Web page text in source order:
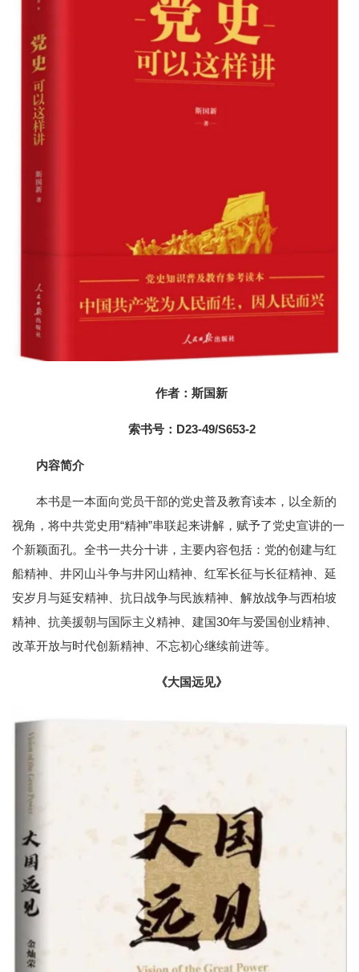
作者：斯国新
索书号：D23-49/S653-2
内容简介
本书是一本面向党员干部的党史普及教育读本，以全新的
视角，将中共党史用“精神”串联起来讲解，赋予了党史宣讲的一
个新颖面孔。全书一共分十讲，主要内容包括：党的创建与红
船精神、井冈山斗争与井冈山精神、红军长征与长征精神、延
安岁月与延安精神、抗日战争与民族精神、解放战争与西柏坡
精神、抗美援朝与国际主义精神、建国30年与爱国创业精神、
改革开放与时代创新精神、不忘初心继续前进等。
《大国远见》